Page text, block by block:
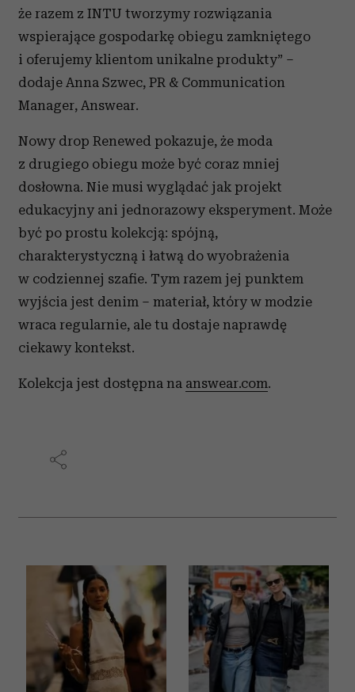
że razem z INTU tworzymy rozwiązania
wspierające gospodarkę obiegu zamkniętego
i oferujemy klientom unikalne produkty” –
dodaje Anna Szwec, PR & Communication
Manager, Answear.
Nowy drop Renewed pokazuje, że moda
z drugiego obiegu może być coraz mniej
dosłowna. Nie musi wyglądać jak projekt
edukacyjny ani jednorazowy eksperyment. Może
być po prostu kolekcją: spójną,
charakterystyczną i łatwą do wyobrażenia
w codziennej szafie. Tym razem jej punktem
wyjścia jest denim – materiał, który w modzie
wraca regularnie, ale tu dostaje naprawdę
ciekawy kontekst.
Kolekcja jest dostępna na answear.com.